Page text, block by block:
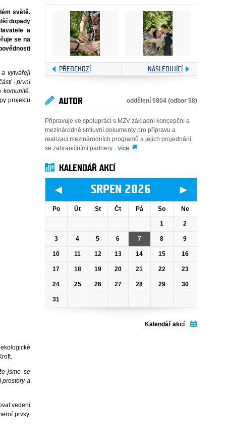
světě.
dopady
a
se na
vytvářejí
- první
projektu
jsme se
prostory a
vedení
prvky.
PŘEDCHOZÍ NÁSLEDUJÍCÍ
AUTOR oddělení 5804 (odbor 58)
Připravuje ve spolupráci s MZV základní koncepční a
mezinárodně smluvní dokumenty pro přípravu a
realizaci mezinárodních programů a jejich projednání
se zahraničními partnery... více
KALENDÁŘ AKCÍ
◄ SRPEN 2026 ►
Po Út St Čt Pá So Ne
1 2
3 4 5 6 7 8 9
10 11 12 13 14 15 16
17 18 19 20 21 22 23
24 25 26 27 28 29 30
31
Kalendář akcí